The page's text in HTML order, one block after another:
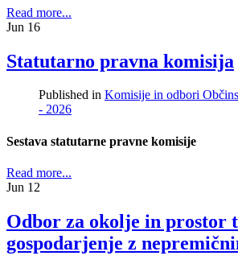
Read more...
Jun 16
Statutarno pravna komisija
Published in Komisije in odbori
- 2026
Sestava statutarne pravne komisije
Read more...
Jun 12
Odbor za okolje in prostor
gospodarjenje z